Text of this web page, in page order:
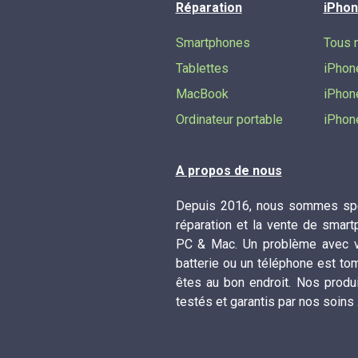
A propos de nous
Depuis 2016, nous sommes
réparation et la vente de
PC & Mac. Un problème avec
batterie ou un téléphone est
êtes au bon endroit. Nos
testés et garantis par nos soins .
Réparation
Smartphones
Tablettes
MacBook
Ordinateur portable
Tous